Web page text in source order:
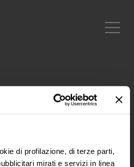
di profilazione, di terze parti,
mirati e servizi in linea
alla